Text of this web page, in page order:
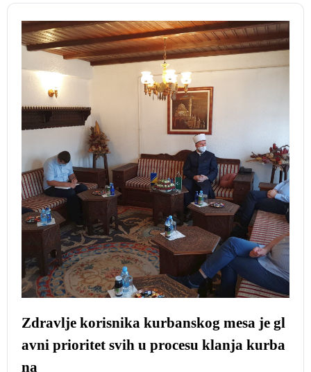
Zdravlje korisnika kurbanskog mesa je gl
avni prioritet svih u procesu klanja kurba
na